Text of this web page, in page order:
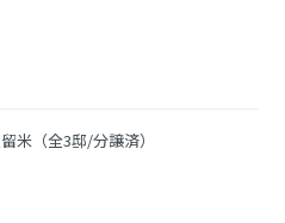
米（全3邸/分譲済）